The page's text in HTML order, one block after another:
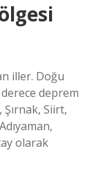
iller. Doğu
deprem
Siirt,
olarak